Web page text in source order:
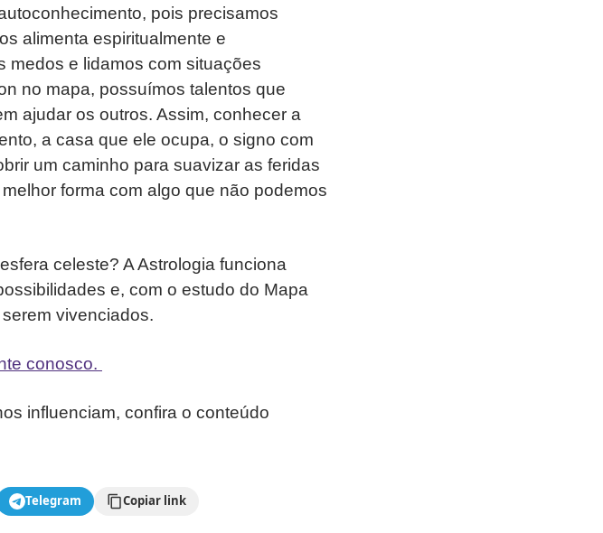
pois precisamos
alimenta espiritualmente e
medos e lidamos com situações
no mapa, possuímos talentos que
ajudar os outros. Assim, conhecer a
a casa que ele ocupa, o signo com
um caminho para suavizar as feridas
forma com algo que não podemos
celeste? A Astrologia funciona
e, com o estudo do Mapa
vivenciados.
conosco.
influenciam, confira o conteúdo
Telegram Copiar link